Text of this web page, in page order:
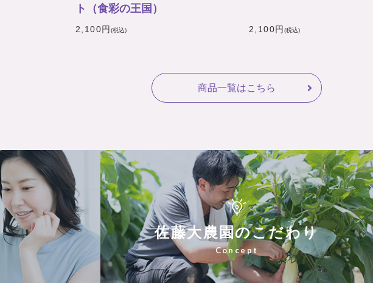
ト（食彩の王国）
2,100円(税込) 2,100円(税込)
商品一覧はこちら
佐藤大農園のこだわり